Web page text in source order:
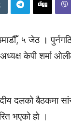
५ जेठ ।
केपी शर्मा
दलको बैठकमा
भएको हो ।